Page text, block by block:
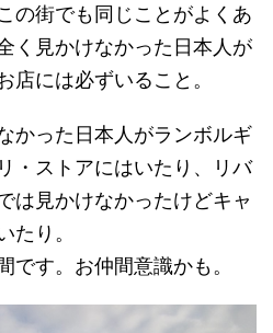
の街でも同じことがよくあ
く見かけなかった日本人が
店には必ずいること。
かった日本人がランボルギ
・ストアにはいたり、リバ
は見かけなかったけどキャ
たり。
です。お仲間意識かも。